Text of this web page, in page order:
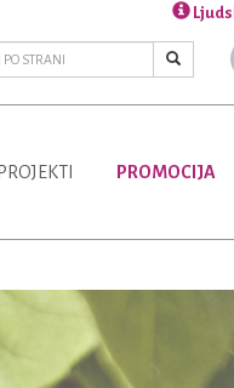
PROJEKTI PROMOCIJA